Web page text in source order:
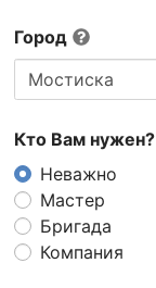
Город
Мостиска
Кто Вам нужен?
Неважно
Мастер
Бригада
Компания